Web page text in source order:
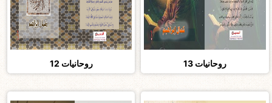
روحانيات 13 روحانيات 12